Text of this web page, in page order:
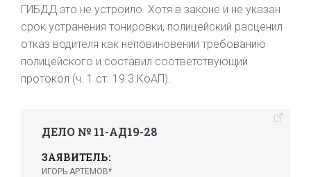
ГИБДД это не устроило. Хотя в законе и не указан
срок устранения тонировки, полицейский расценил
отказ водителя как неповиновении требованию
полицейского и составил соответствующий
протокол (ч. 1 ст. 19.3 КоАП).
ДЕЛО № 11-АД19-28
ЗАЯВИТЕЛЬ:
ИГОРЬ АРТЕМОВ*